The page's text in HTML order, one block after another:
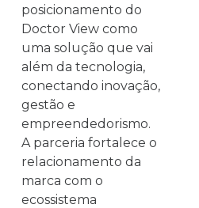
posicionamento do
Doctor View como
uma solução que vai
além da tecnologia,
conectando inovação,
gestão e
empreendedorismo.
A parceria fortalece o
relacionamento da
marca com o
ecossistema